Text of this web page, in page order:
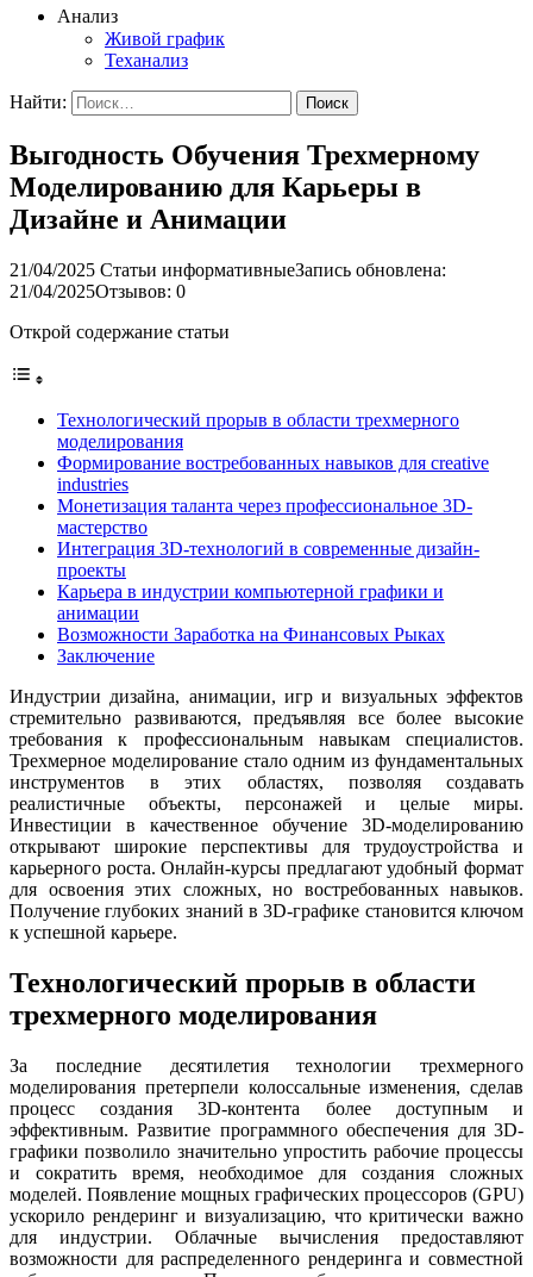
Анализ
Живой график
Теханализ
Найти:
Выгодность Обучения Трехмерному
Моделированию для Карьеры в
Дизайне и Анимации
21/04/2025 Статьи информативныеЗапись обновлена:
21/04/2025Отзывов: 0
Открой содержание статьи
Технологический прорыв в области трехмерного
моделирования
Формирование востребованных навыков для creative
industries
Монетизация таланта через профессиональное 3D-
мастерство
Интеграция 3D-технологий в современные дизайн-
проекты
Карьера в индустрии компьютерной графики и
анимации
Возможности Заработка на Финансовых Рыках
Заключение
Индустрии дизайна, анимации, игр и визуальных эффектов
стремительно развиваются, предъявляя все более высокие
требования к профессиональным навыкам специалистов.
Трехмерное моделирование стало одним из фундаментальных
инструментов в этих областях, позволяя создавать
реалистичные объекты, персонажей и целые миры.
Инвестиции в качественное обучение 3D-моделированию
открывают широкие перспективы для трудоустройства и
карьерного роста. Онлайн-курсы предлагают удобный формат
для освоения этих сложных, но востребованных навыков.
Получение глубоких знаний в 3D-графике становится ключом
к успешной карьере.
Технологический прорыв в области
трехмерного моделирования
За последние десятилетия технологии трехмерного
моделирования претерпели колоссальные изменения, сделав
процесс создания 3D-контента более доступным и
эффективным. Развитие программного обеспечения для 3D-
графики позволило значительно упростить рабочие процессы
и сократить время, необходимое для создания сложных
моделей. Появление мощных графических процессоров (GPU)
ускорило рендеринг и визуализацию, что критически важно
для индустрии. Облачные вычисления предоставляют
возможности для распределенного рендеринга и совместной